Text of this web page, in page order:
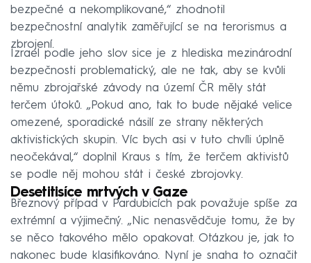
bezpečné a nekomplikované,“ zhodnotil
bezpečnostní analytik zaměřující se na terorismus a
zbrojení.
Izrael podle jeho slov sice je z hlediska mezinárodní
bezpečnosti problematický, ale ne tak, aby se kvůli
němu zbrojařské závody na území ČR měly stát
terčem útoků. „Pokud ano, tak to bude nějaké velice
omezené, sporadické násilí ze strany některých
aktivistických skupin. Víc bych asi v tuto chvíli úplně
neočekával,“ doplnil Kraus s tím, že terčem aktivistů
se podle něj mohou stát i české zbrojovky.
Desetitisíce mrtvých v Gaze
Březnový případ v Pardubicích pak považuje spíše za
extrémní a výjimečný. „Nic nenasvědčuje tomu, že by
se něco takového mělo opakovat. Otázkou je, jak to
nakonec bude klasifikováno. Nyní je snaha to označit